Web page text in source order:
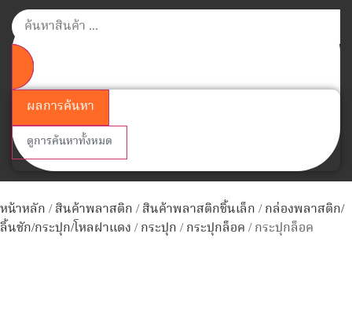
ผลการค้นหา
ดูการค้นหาทั้งหมด
หน้าหลัก/สินค้าพลาสติก/สินค้าพลาสติกชิ้นเล็ก/กล่องพลาสติก/
ลิ้นชัก/กระปุก/โหลฝาแดง/กระปุก/กระปุกล็อค/ กระปุกล็อค